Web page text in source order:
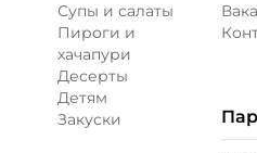
Супы и салаты
Пироги и
хачапури
Десерты
Детям
Закуски